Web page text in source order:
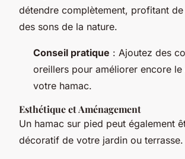
détendre complètement, profitant
des sons de la nature.
Conseil pratique : Ajoutez des
oreillers pour améliorer encore
votre hamac.
Esthétique et Aménagement
Un hamac sur pied peut également
décoratif de votre jardin ou terrasse.